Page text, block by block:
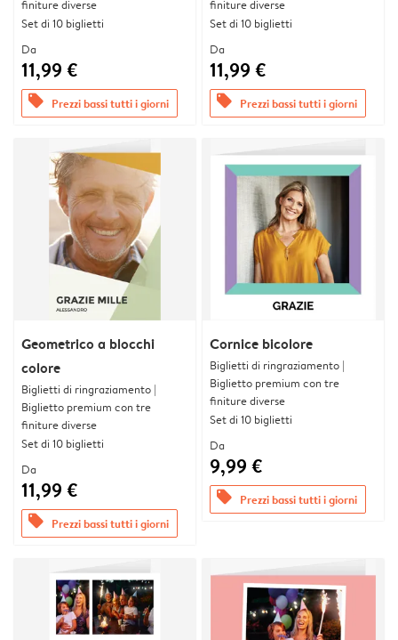
finiture diverse
Set di 10 biglietti
Da
11,99 €
offers Prezzi bassi tutti i giorni
finiture diverse
Set di 10 biglietti
Da
11,99 €
offers Prezzi bassi tutti i giorni
Geometrico a blocchi
colore
Biglietti di ringraziamento |
Biglietto premium con tre
finiture diverse
Set di 10 biglietti
Da
11,99 €
offers Prezzi bassi tutti i giorni
Cornice bicolore
Biglietti di ringraziamento |
Biglietto premium con tre
finiture diverse
Set di 10 biglietti
Da
9,99 €
offers Prezzi bassi tutti i giorni